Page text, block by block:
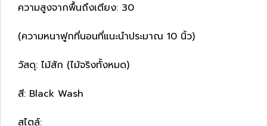
ความสูงจากพื้นถึงเตียง: 30
(ความหนาฟูกที่นอนที่แนะนำประมาณ 10 นิ้ว)
วัสดุ: ไม้สัก (ไม้จริงทั้งหมด)
สี: Black Wash
สไตล์: